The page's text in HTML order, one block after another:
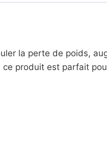
la perte de poids,
produit est parfait